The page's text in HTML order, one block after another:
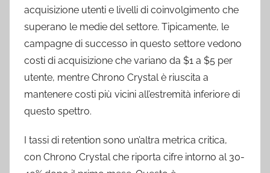
acquisizione utenti e livelli di coinvolgimento che
superano le medie del settore. Tipicamente, le
campagne di successo in questo settore vedono
costi di acquisizione che variano da $1 a $5 per
utente, mentre Chrono Crystal è riuscita a
mantenere costi più vicini all’estremità inferiore di
questo spettro.
I tassi di retention sono un’altra metrica critica,
con Chrono Crystal che riporta cifre intorno al 30-